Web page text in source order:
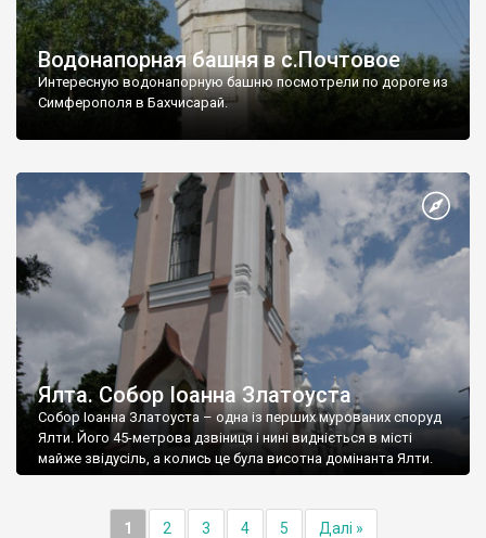
Водонапорная башня в с.Почтовое
Интересную водонапорную башню посмотрели по дороге из
Симферополя в Бахчисарай.
Ялта. Собор Іоанна Златоуста
Собор Іоанна Златоуста – одна із перших мурованих споруд
Ялти. Його 45-метрова дзвіниця і нині видніється в місті
майже звідусіль, а колись це була висотна домінанта Ялти.
1 2 3 4 5 Далі »